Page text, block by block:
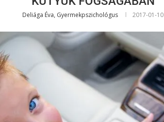
Deliága Éva, Gyermekpszichológus 2017-01-10